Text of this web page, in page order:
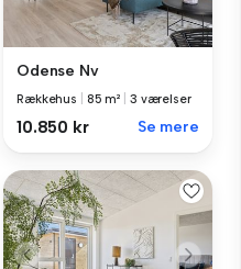
Odense Nv
Rækkehus 85 m² 3 værelser
10.850 kr Se mere